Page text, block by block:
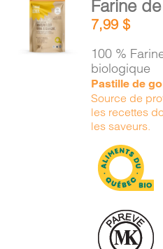
AU
PANIER
Farine
7,99$
100 %
biologique
Pastille de
Source de
les recettes
les saveurs.